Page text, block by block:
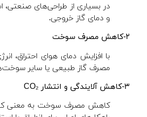
و دمای گاز خروجی.
۲-کاهش مصرف سوخت
با افزایش دمای هوای احتراق،
مصرف گاز طبیعی یا سایر
۳-کاهش آلایندگی و انتشار
₂
کاهش مصرف سوخت به معنی کاهش